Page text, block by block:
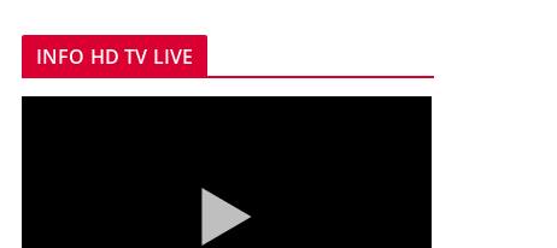
INFO HD TV LIVE